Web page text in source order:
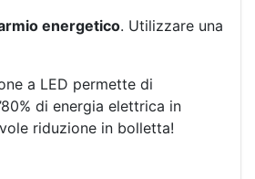
energetico. Utilizzare una
a LED permette di
di energia elettrica in
riduzione in bolletta!